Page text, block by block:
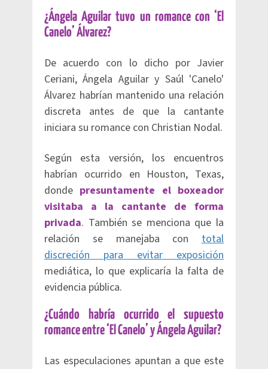
¿Ángela Aguilar tuvo un romance con ‘El
Canelo’ Álvarez?
De acuerdo con lo dicho por Javier
Ceriani, Ángela Aguilar y Saúl 'Canelo'
Álvarez habrían mantenido una relación
discreta antes de que la cantante
iniciara su romance con Christian Nodal.
Según esta versión, los encuentros
habrían ocurrido en Houston, Texas,
donde presuntamente el boxeador
visitaba a la cantante de forma
privada. También se menciona que la
relación se manejaba con total
discreción para evitar exposición
mediática, lo que explicaría la falta de
evidencia pública.
¿Cuándo habría ocurrido el supuesto
romance entre ‘El Canelo’ y Ángela Aguilar?
Las especulaciones apuntan a que este